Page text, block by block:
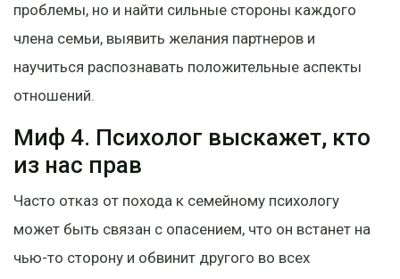
проблемы, но и найти сильные стороны каждого
члена семьи, выявить желания партнеров и
научиться распознавать положительные аспекты
отношений.
Миф 4. Психолог выскажет, кто
из нас прав
Часто отказ от похода к семейному психологу
может быть связан с опасением, что он встанет на
чью-то сторону и обвинит другого во всех